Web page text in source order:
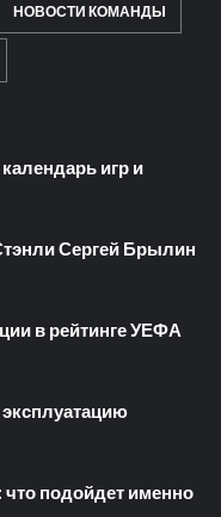
НОВОСТИ КОМАНДЫ
игр и
Сергей Брылин
в рейтинге УЕФА
подойдет именно